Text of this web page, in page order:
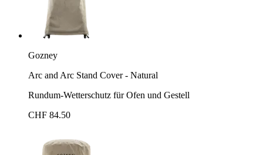
Gozney
Arc and Arc Stand Cover - Natural
Rundum-Wetterschutz für Ofen und Gestell
CHF 84.50